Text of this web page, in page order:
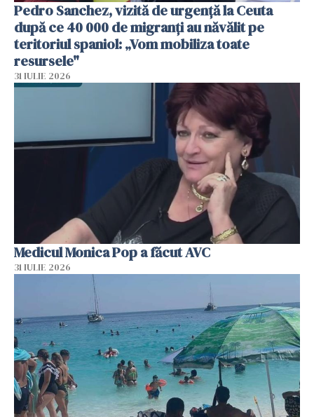
Pedro Sanchez, vizită de urgență la Ceuta
după ce 40 000 de migranți au năvălit pe
teritoriul spaniol: „Vom mobiliza toate
resursele"
31 IULIE 2026
Medicul Monica Pop a făcut AVC
31 IULIE 2026